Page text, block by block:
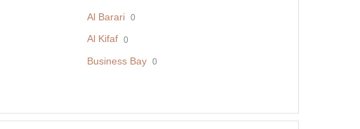
Al Barari 0
Al Kifaf 0
Business Bay 0